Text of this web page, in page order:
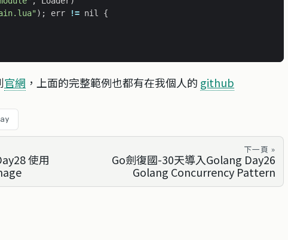
); err != nil
{
官網 ，上面的完整範例也都有在我個人的 github
使用
下一頁 »
Go劍復國-30天導入Golang Day26
Golang Concurrency Pattern